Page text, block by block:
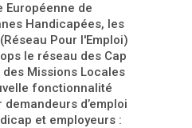
Européenne de
Handicapées, les
Pour l'Emploi)
le réseau des Cap
Missions Locales
fonctionnalité
d’emploi
et employeurs :